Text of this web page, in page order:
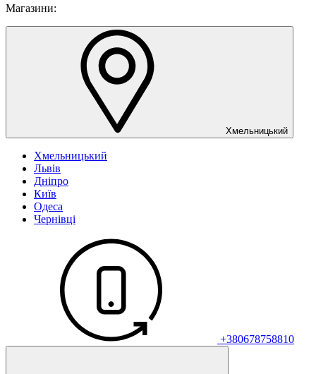
Магазини:
Хмельницький
Хмельницький
Львів
Дніпро
Київ
Одеса
Чернівці
+380678758810